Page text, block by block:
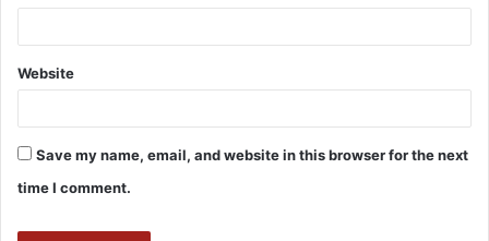
Website
Save my name, email, and website in this browser for the next
time I comment.